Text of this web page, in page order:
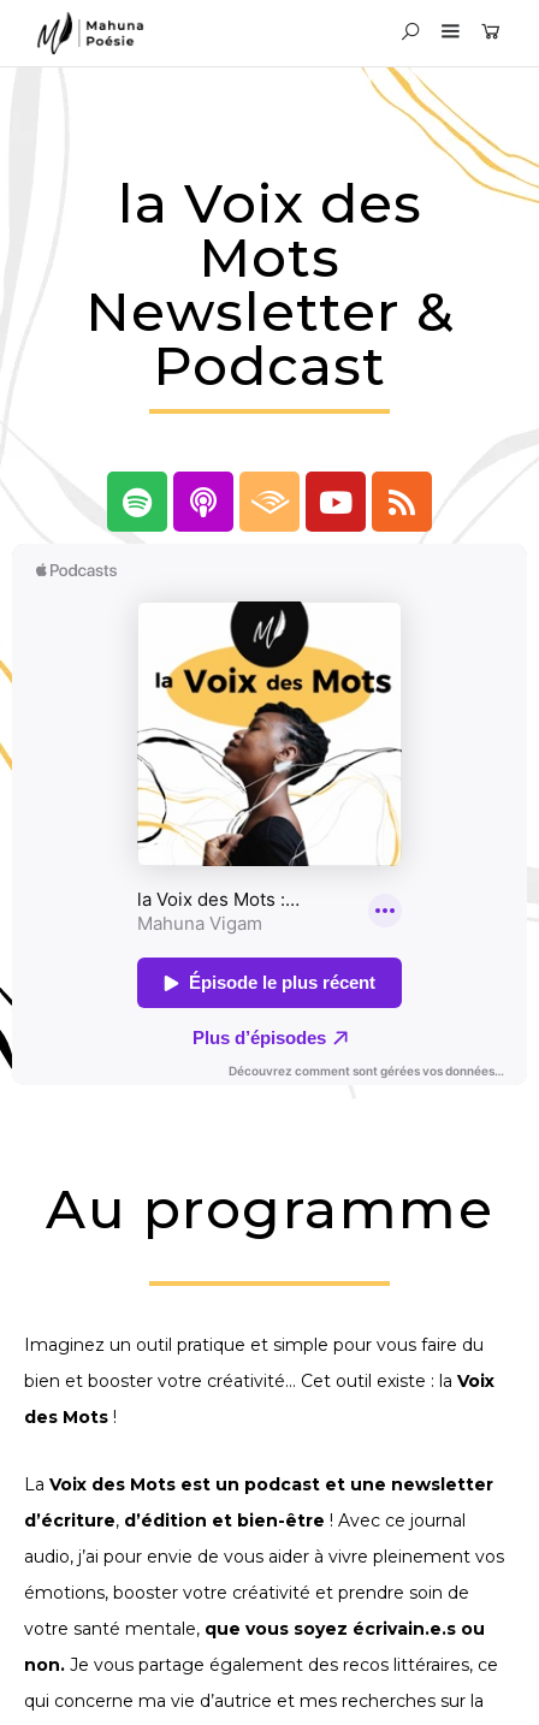
la Voix des
Mots
Newsletter &
Podcast
Au programme
Imaginez un outil pratique et simple pour vous faire du
bien et booster votre créativité… Cet outil existe : la Voix
des Mots !
La Voix des Mots est un podcast et une newsletter
d’écriture, d’édition et bien-être ! Avec ce journal
audio, j’ai pour envie de vous aider à vivre pleinement vos
émotions, booster votre créativité et prendre soin de
votre santé mentale, que vous soyez écrivain.e.s ou
non. Je vous partage également des recos littéraires, ce
qui concerne ma vie d’autrice et mes recherches sur la